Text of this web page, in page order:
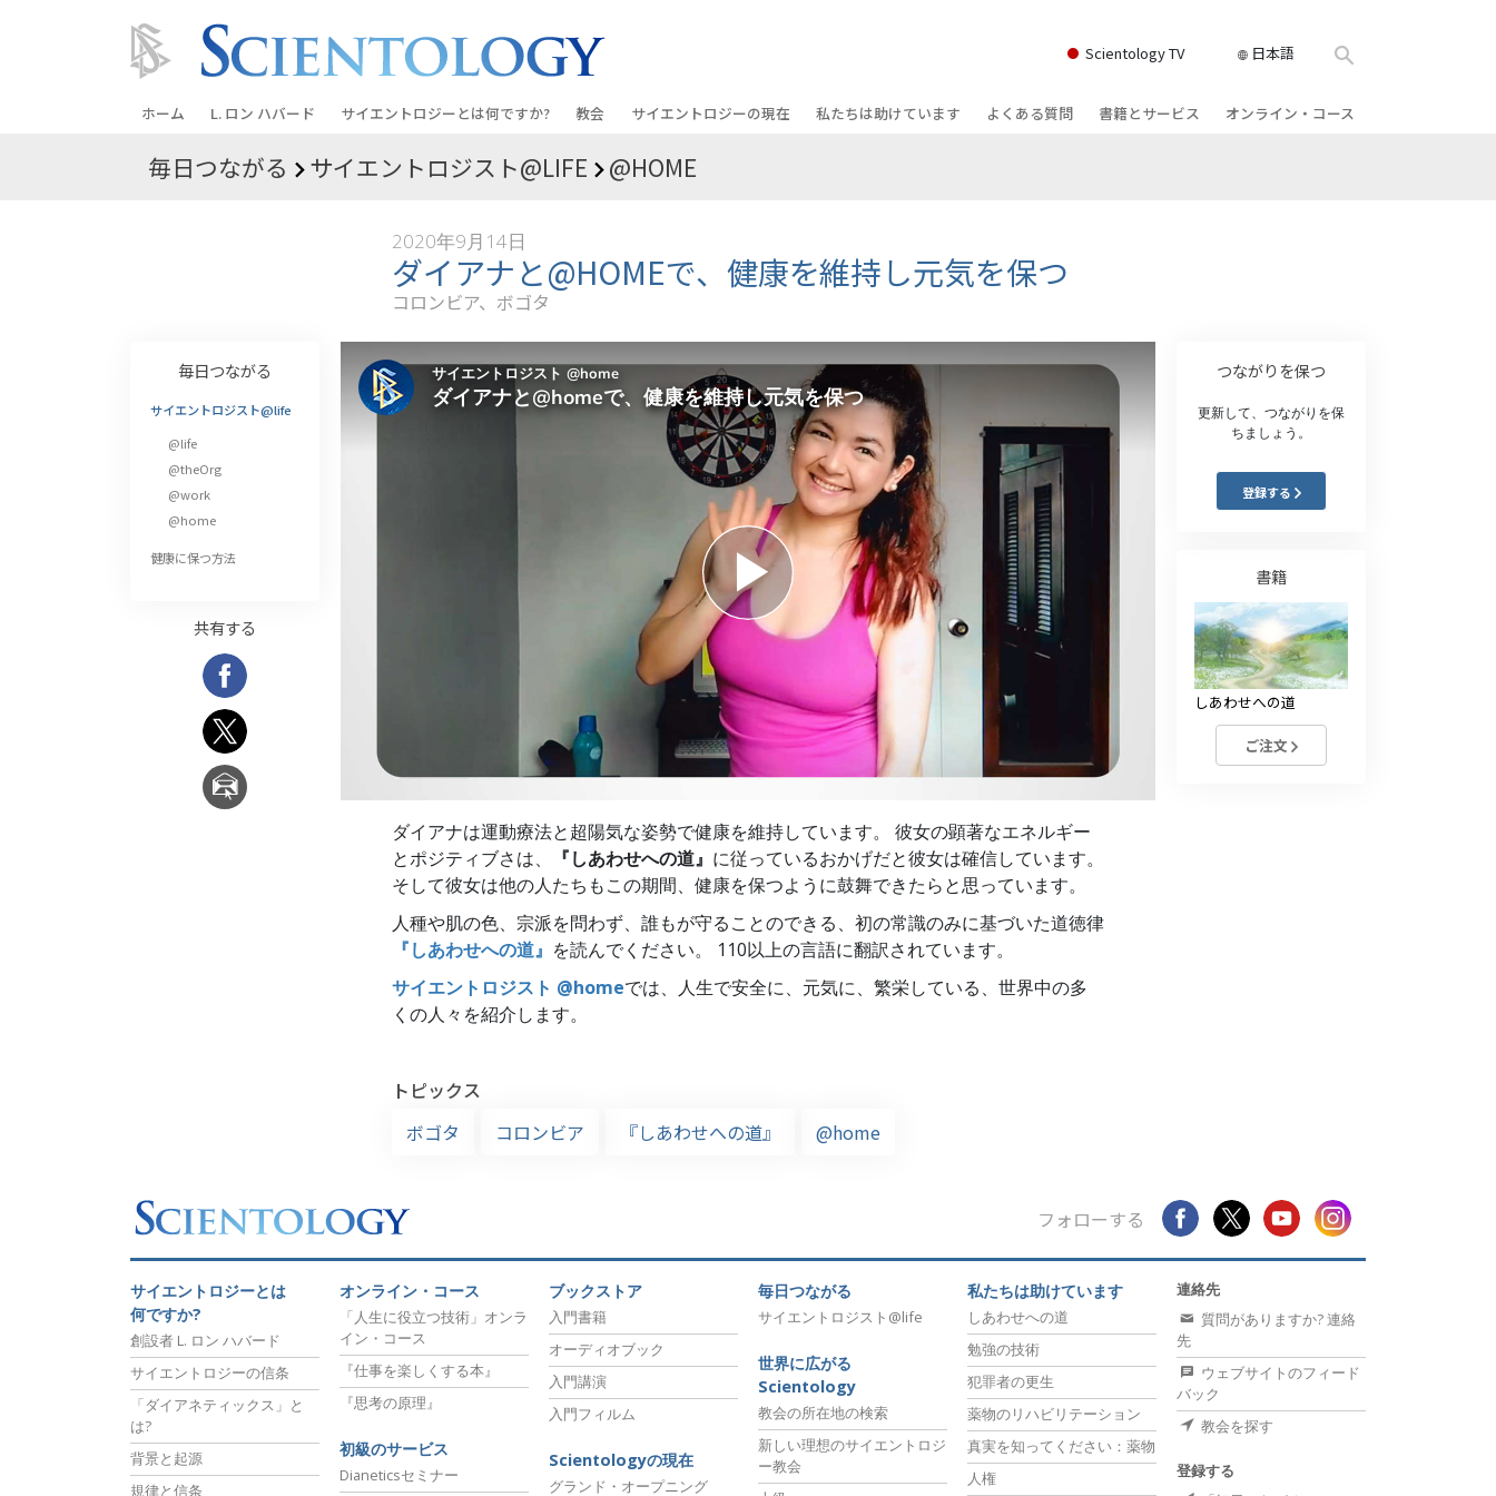
Scientology TV 日本語
ホーム L. ロン ハバード サイエントロジーとは何ですか?
信条と実践
サイエントロジストたちが語るサイエ
ントロジー
サイエントロジストに会いましょう
教会の内部
サイエントロジーの基本原理
教会
教会を探す
上級
オーガニゼーション
フリーウィンズ
サイエントロジーを
世界にもたらす
サイエントロジーの現在
グランド・オープニング
デビッド･ミスキャベッジ氏—
Scientologyの教会指導者
私たちは助けています
クリミノン
真実を知ってください：薬物
ユナイテッド･フォー･ヒューマンライ
ツ
市民の人権擁護の会
サイエントロジー･ボランティア･ミニ
スター
よくある質問
サイエントロジーの組織
書籍とサービス
一般向け講演
初級のサービス
オンライン・コース
病気やけがのためのアシスト
高潔さと正直さ
結婚
感情のトーン・スケール
職場のためのツール
エシックスとコンディション
勉強の技術
毎日つながる サイエントロジスト@LIFE @HOME
2020年9月14日
ダイアナと@HOMEで、健康を維持し元気を保つ
コロンビア、ボゴタ
ダイアナは運動療法と超陽気な姿勢で健康を維持しています。 彼女の顕著なエネルギー
とポジティブさは、
『しあわせへの道』 に従っているおかげだと彼女は確信しています。
そして彼女は他の人たちもこの期間、健康を保つように鼓舞できたらと思っています。
人種や肌の色、宗派を問わず、誰もが守ることのできる、初の常識のみに基づいた道徳律
『しあわせへの道』 を読んでください。 110以上の言語に翻訳されています。
サイエントロジスト @homeでは、人生で安全に、元気に、繁栄している、世界中の多
くの人々を紹介します。
トピックス
ボゴタ
コロンビア 『しあわせへの道』 @home
毎日つながる
サイエントロジスト@life
@life
@theOrg
@work
@home
健康に保つ方法
共有する
つながりを保つ
更新して、つながりを保
ちましょう。
登録する
書籍
しあわせへの道
ご注文
フォローする
サイエントロジーとは
何ですか?
創設者 L. ロン ハバード
サイエントロジーの信条
「ダイアネティックス」と
は?
背景と起源
規律と信条
オンライン・コース
「人生に役立つ技術」オンラ
イン・コース
『仕事を楽しくする本』
『思考の原理』
初級のサービス
Dianeticsセミナー
ブックストア
入門書籍
オーディオブック
入門講演
入門フィルム
Scientologyの現在
グランド・オープニング
毎日つながる
サイエントロジスト@life
世界に広がる
Scientology
教会の所在地の検索
新しい理想のサイエントロジ
ー教会
私たちは助けています
しあわせへの道
勉強の技術
犯罪者の更生
薬物のリハビリテーション
真実を知ってください：薬物
人権
連絡先
質問がありますか? 連絡
先
ウェブサイトのフィード
バック
教会を探す
登録する